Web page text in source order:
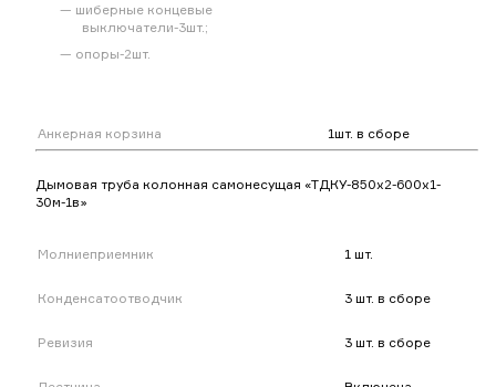
шиберные концевые
выключатели-3шт.;
опоры-2шт.
Анкерная корзина 1шт. в сборе
Дымовая труба колонная самонесущая «ТДКУ-850х2-600х1-
30м-1в»
Молниеприемник 1 шт.
Конденсатоотводчик 3 шт. в сборе
Ревизия 3 шт. в сборе